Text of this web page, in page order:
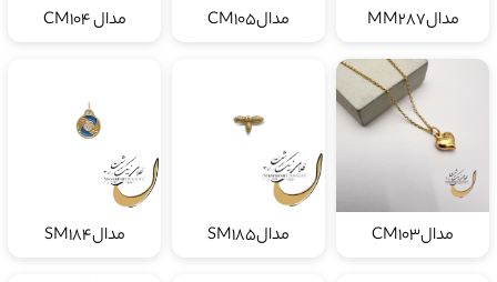
مدالCM103 مدالSM185 مدالSM184